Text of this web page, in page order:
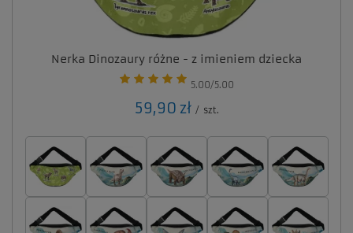
Nerka Dinozaury różne - z imieniem dziecka
5.00/5.00
59,90 zł / szt.